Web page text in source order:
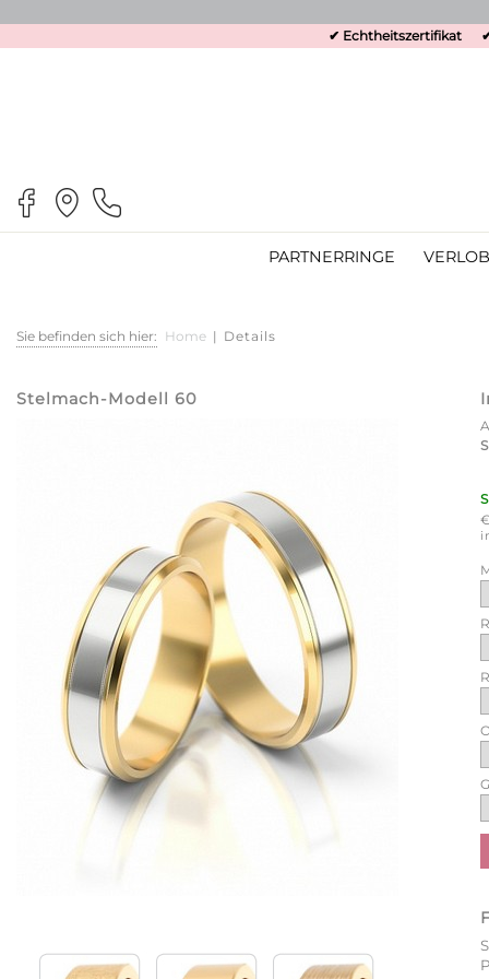
✔ Echtheitszertifikat
PARTNERRINGE
Sie befinden sich hier: Home | Details
Stelmach-Modell 60